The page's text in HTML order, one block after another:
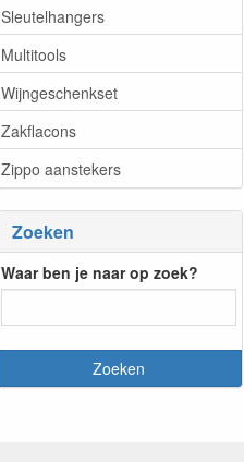
Sleutelhangers
Multitools
Wijngeschenkset
Zakflacons
Zippo aanstekers
Zoeken
Waar ben je naar op zoek?